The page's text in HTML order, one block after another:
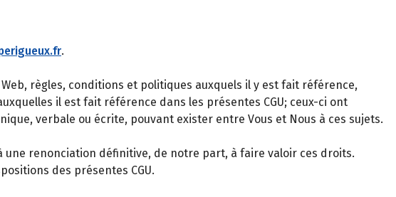
.
règles, conditions et politiques auxquels il y est fait référence,
il est fait référence dans les présentes CGU; ceux-ci ont
verbale ou écrite, pouvant exister entre Vous et Nous à ces sujets.
renonciation définitive, de notre part, à faire valoir ces droits.
des présentes CGU.